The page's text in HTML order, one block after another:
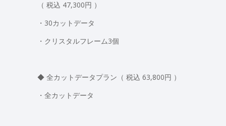
（ 税込 47,300円 ）
・30カットデータ
・クリスタルフレーム3個
◆ 全カットデータプラン（ 税込 63,800円 ）
・全カットデータ